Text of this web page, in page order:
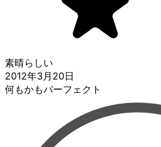
素晴らしい
2012年3月20日
何もかもパーフェクト